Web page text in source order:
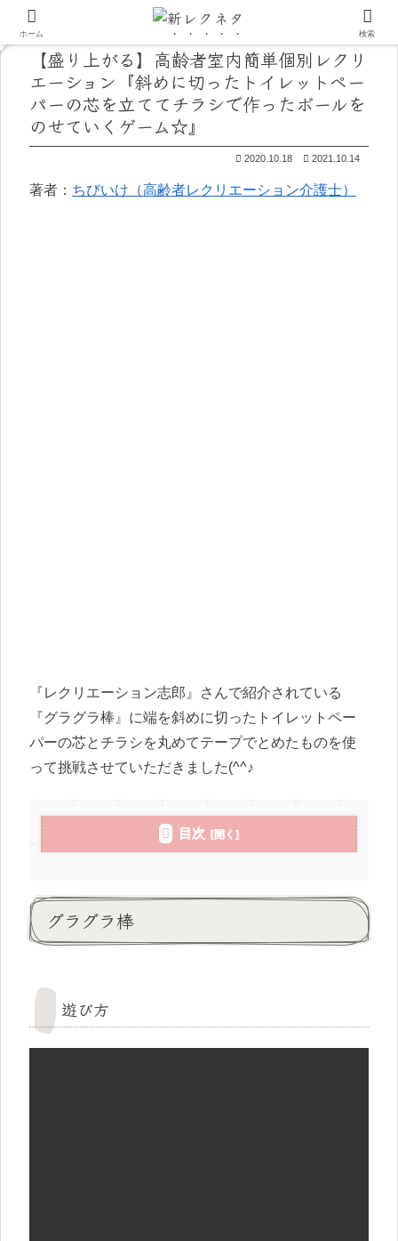
【盛り上がる】高齢者室内簡単個別レクリ
エーション『斜めに切ったトイレットペー
パーの芯を立ててチラシで作ったボールを
のせていくゲーム☆』
2020.10.18 2021.10.14
著者： ちびいけ（高齢者レクリエーション介護士）
『レクリエーション志郎』さんで紹介されている
『グラグラ棒』に端を斜めに切ったトイレットペー
パーの芯とチラシを丸めてテープでとめたものを使
って挑戦させていただきました(^^♪
目次
グラグラ棒
遊び方
ホーム 検索